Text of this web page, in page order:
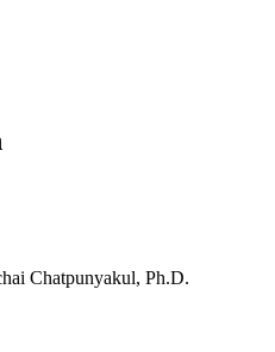
Chatpunyakul, Ph.D.